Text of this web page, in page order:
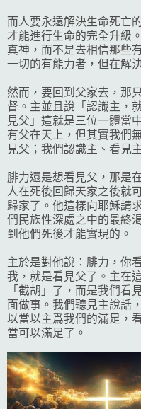
而人要永遠解決生命死亡
才能進行生命的完全升級
真神，而不是去相信那些
一切的有能力者，但在解
然而，要回到父家去，那
督。主並且說「認識主，
見父」這就是三位一體當
有父在天上，但其實我們
見父；我們認識主、看見
腓力還是想看見父，那是
人在死後回歸天家之後就
歸家了。他這樣向耶穌請
們民族性深處之中的最終
到他們死後才能實現的。
主於是對他說：腓力，你
我，就是看見父了。主在
「截胡」了，而是我們看
面做事。我們聽見主說話
以當以主爲我們的滿足，
當可以滿足了。